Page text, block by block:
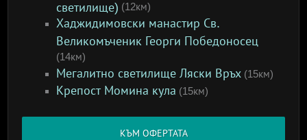
светилище) (12км)
Хаджидимовски манастир Св.
Великомъченик Георги Победоносец
(14км)
Мегалитно светилище Ляски Връх (15км)
Крепост Момина кула (15км)
КЪМ ОФЕРТАТА